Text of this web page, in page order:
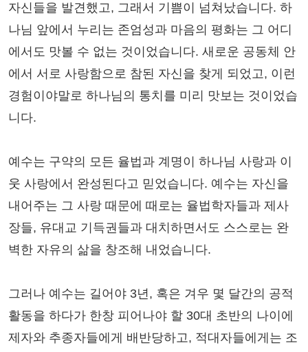
자신들을 발견했고, 그래서 기쁨이 넘쳐났습니다. 하
나님 앞에서 누리는 존엄성과 마음의 평화는 그 어디
에서도 맛볼 수 없는 것이었습니다. 새로운 공동체 안
에서 서로 사랑함으로 참된 자신을 찾게 되었고, 이런
경험이야말로 하나님의 통치를 미리 맛보는 것이었습
니다.
예수는 구약의 모든 율법과 계명이 하나님 사랑과 이
웃 사랑에서 완성된다고 믿었습니다. 예수는 자신을
내어주는 그 사랑 때문에 때로는 율법학자들과 제사
장들, 유대교 기득권들과 대치하면서도 스스로는 완
벽한 자유의 삶을 창조해 내었습니다.
그러나 예수는 길어야 3년, 혹은 겨우 몇 달간의 공적
활동을 하다가 한창 피어나야 할 30대 초반의 나이에
제자와 추종자들에게 배반당하고, 적대자들에게는 조